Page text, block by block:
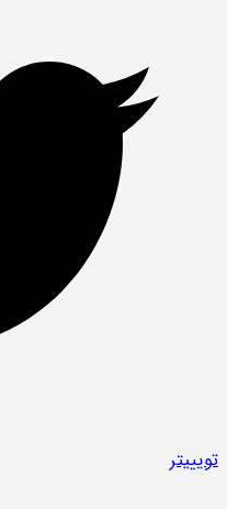
توییتر